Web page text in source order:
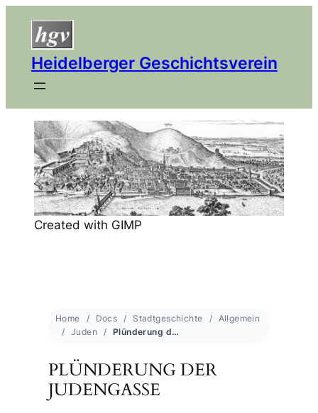
Heidelberger Geschichtsverein
Created with GIMP
Home Docs Stadtgeschichte
Allgemein
Juden
Plünderung der Judengasse
PLÜNDERUNG DER
JUDENGASSE